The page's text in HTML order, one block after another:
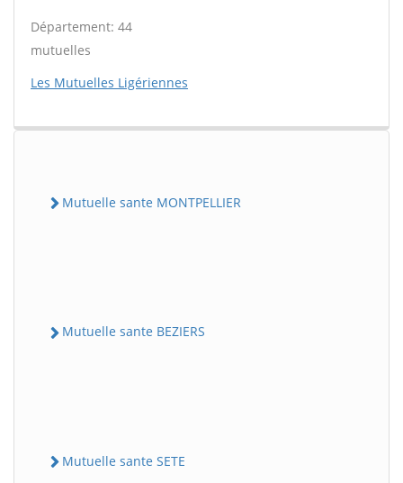
Département: 44
mutuelles
Les Mutuelles Ligériennes
Mutuelle sante MONTPELLIER
Mutuelle sante BEZIERS
Mutuelle sante SETE